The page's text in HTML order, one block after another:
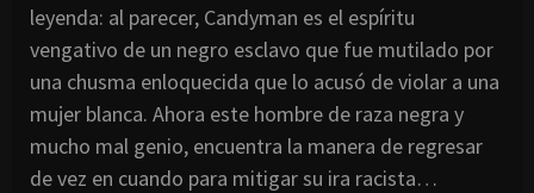
leyenda: al parecer, Candyman es el espíritu
vengativo de un negro esclavo que fue mutilado por
una chusma enloquecida que lo acusó de violar a una
mujer blanca. Ahora este hombre de raza negra y
mucho mal genio, encuentra la manera de regresar
de vez en cuando para mitigar su ira racista…